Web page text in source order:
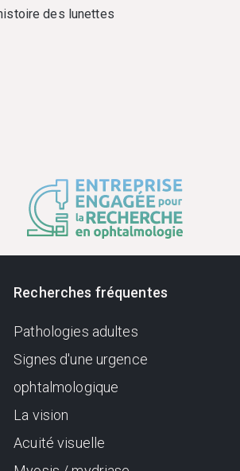
des lunettes
Recherches fréquentes
Pathologies adultes
Signes d'une urgence
ophtalmologique
La vision
Acuité visuelle